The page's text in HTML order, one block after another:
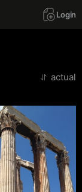
Login
actual